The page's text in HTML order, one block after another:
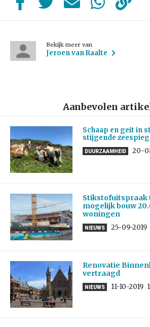
Bekijk meer van
Jeroen van Raalte
Aanbevolen
Schaap en geit in
stijgende
DUURZAAMHEID 20-
Stikstofuitspraak
mogelijk bouw
woningen
NIEUWS 25-09-2019
Renovatie
vertraagd
NIEUWS 11-10-2019